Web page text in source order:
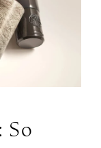
So